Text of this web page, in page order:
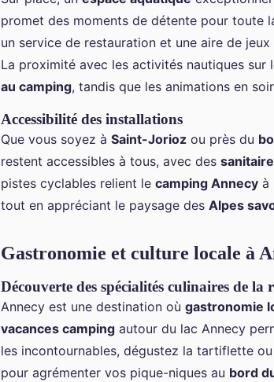
promet des moments de détente pour toute
un service de restauration et une aire de
La proximité avec les activités nautiques sur
au camping, tandis que les animations en
Accessibilité des installations
Que vous soyez à Saint-Jorioz ou près du
restent accessibles à tous, avec des
pistes cyclables relient le camping Annecy à
tout en appréciant le paysage des Alpes
Gastronomie et culture locale à
Découverte des spécialités culinaires de la
Annecy est une destination où gastronomie
vacances camping autour du lac Annecy
les incontournables, dégustez la tartiflette
pour agrémenter vos pique-niques au bord